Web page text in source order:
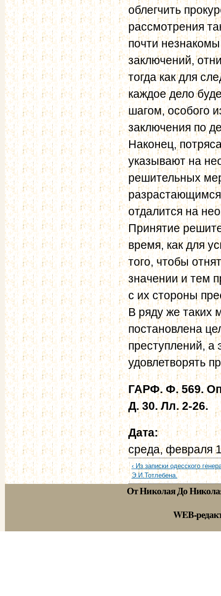
облегчить
рассмотрения
почти
заключений,
тогда как для
каждое дело
шагом, особого
заключения по
Наконец,
указывают на
решительных
отдалится на
Принятие
время, как для
того, чтобы
значении и тем
с их стороны
В ряду же таких
постановлена
преступлений, а
удовлетворять
ГАРФ. Ф. 569.
Д. 30. Лл. 2-26.
Дата:
среда, февраля
‹ Из записки одесского
Э.И.Тотлебена.
От Николая До
WEB-